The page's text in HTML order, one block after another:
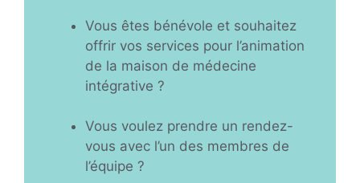
Vous êtes bénévole et souhaitez
offrir vos services pour l’animation
de la maison de médecine
intégrative ?
Vous voulez prendre un rendez-
vous avec l’un des membres de
l’équipe ?